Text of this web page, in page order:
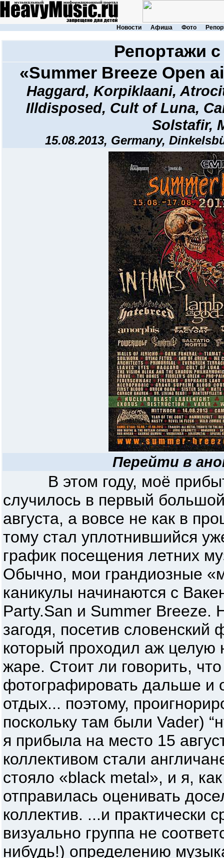
Новости Афиша Фото
Репортажи
«Summer Breeze Open
Haggard, Korpiklaani,
Illdisposed, Cult of Luna,
Solstafir,
15.08.2013, Germany,
Перейти в
В этом году, моё
случилось в первый
августа, а вовсе не как в
тому стал уплотнившийся
график посещения летних
Обычно, мои грандиозные
каникулы начинаются с
Party.San и Summer Breeze.
загодя, посетив словенский
который проходил аж
жаре. Стоит ли говорить,
фотографировать дальше и
отдых... поэтому,
поскольку там были Vader)
я прибыла на место 15
коллективом стали
стояло «black metal», и я,
отправилась оценивать
коллектив. ...и практически
визуально группа не
нибудь!) определению